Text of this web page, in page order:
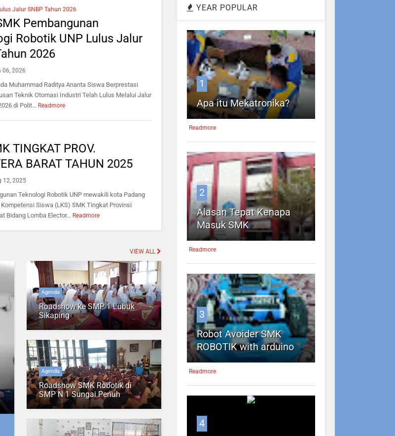
Jalur SNBP Tahun 2026
Pembangunan
Robotik UNP Lulus Jalur
2026
06, 2026
Muhammad Raditya Ananta Siswa Berprestasi
Teknik Otomasi Industri Telah Lulus Melalui Jalur
di Polit... Readmore
TINGKAT PROV.
BARAT TAHUN 2025
12, 2025
Teknologi Robotik UNP mewakili kota Padang
Siswa (LKS) SMK Tingkat Provinsi
Bidang Lomba Elector... Readmore
VIEW ALL
Agenda
Roadshow ke SMP 1 Lubuk
Sikaping
Agenda
Roadshow SMK Robotik di
SMP N 1 Sungai Penuh
YEAR POPULAR
1
Apa itu Mekatronika?
Readmore
2
Alasan Tepat Kenapa
Masuk SMK
Readmore
3
Robot Avoider SMK
ROBOTIK with arduino
Readmore
4